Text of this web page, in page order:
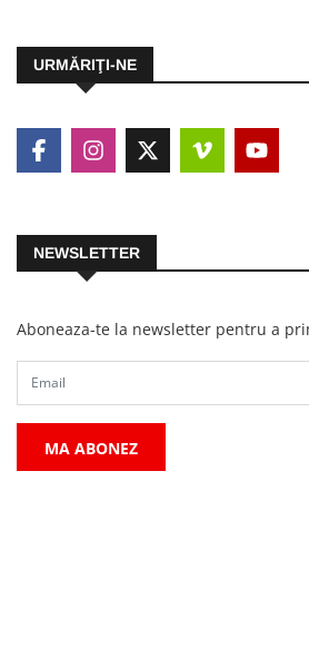
URMĂRIŢI-NE
NEWSLETTER
Aboneaza-te la newsletter pentru a
MA ABONEZ